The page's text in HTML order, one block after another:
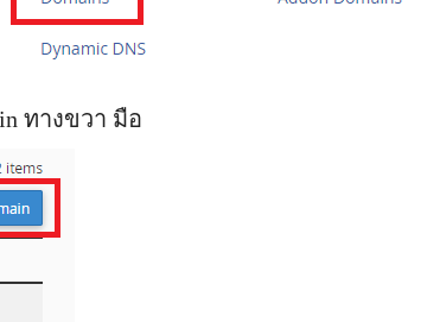
ทางขวา มือ